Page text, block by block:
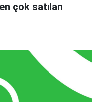
çok satılan